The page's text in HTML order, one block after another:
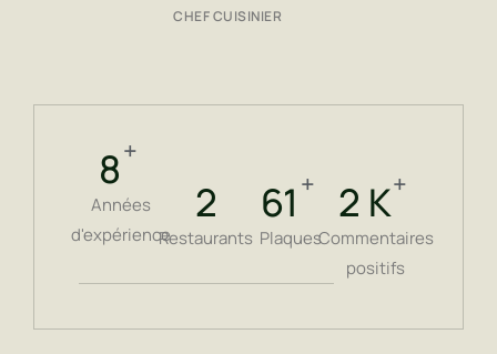
CHEF CUISINIER
11+
Années
d'expérience
3
Restaurants
91 +
Plaques
4 K+
Commentaires
positifs